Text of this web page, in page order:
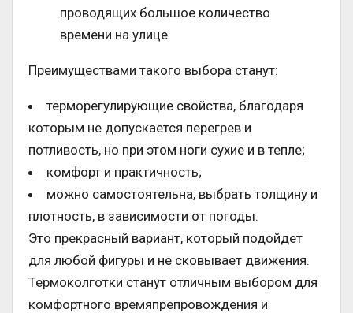
проводящих большое количество
времени на улице.
Преимуществами такого выбора станут:
терморегулирующие свойства, благодаря
которым не допускается перегрев и
потливость, но при этом ноги сухие и в тепле;
комфорт и практичность;
можно самостоятельна, выбрать толщину и
плотность, в зависимости от погоды.
Это прекрасный вариант, который подойдет
для любой фигуры и не сковывает движения.
Термоколготки станут отличным выбором для
комфортного времяпрепровождения и